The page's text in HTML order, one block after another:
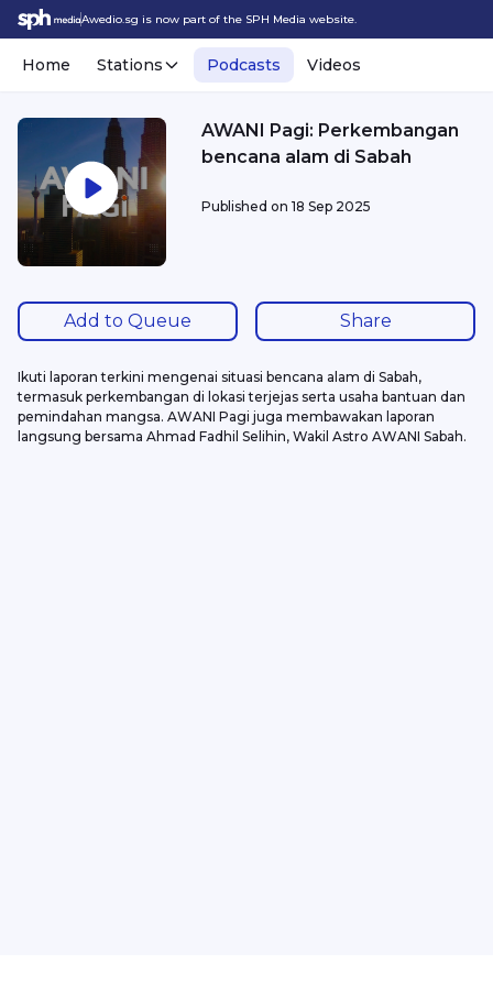
Awedio.sg is now part of the SPH Media website.
Home Stations Podcasts Videos
AWANI Pagi: Perkembangan
bencana alam di Sabah
Published on 18 Sep 2025
Add to Queue Share
Ikuti laporan terkini mengenai situasi bencana alam di Sabah,
termasuk perkembangan di lokasi terjejas serta usaha bantuan dan
pemindahan mangsa. AWANI Pagi juga membawakan laporan
langsung bersama Ahmad Fadhil Selihin, Wakil Astro AWANI Sabah.